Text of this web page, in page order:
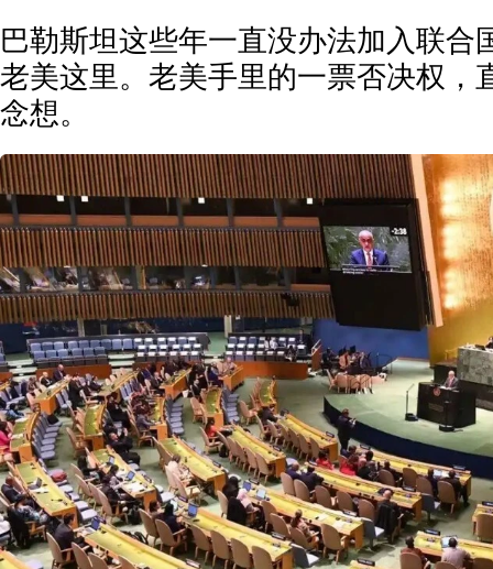
巴勒斯坦这些年一直没办法加入联合
老美这里。老美手里的一票否决权，
念想。